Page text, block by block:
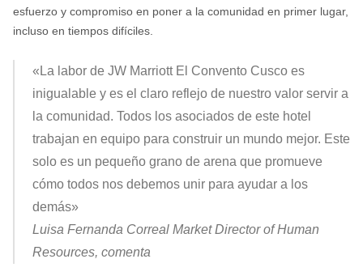
esfuerzo y compromiso en poner a la comunidad en primer lugar,
incluso en tiempos difíciles.
«La labor de JW Marriott El Convento Cusco es
inigualable y es el claro reflejo de nuestro valor servir a
la comunidad. Todos los asociados de este hotel
trabajan en equipo para construir un mundo mejor. Este
solo es un pequeño grano de arena que promueve
cómo todos nos debemos unir para ayudar a los
demás»
Luisa Fernanda Correal Market Director of Human
Resources, comenta